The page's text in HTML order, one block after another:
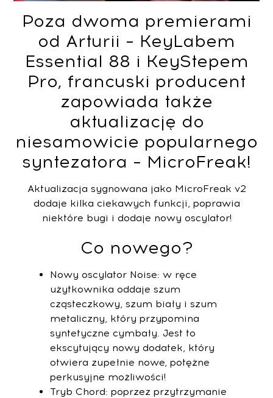
Poza dwoma premierami
od Arturii – KeyLabem
Essential 88 i KeyStepem
Pro, francuski producent
zapowiada także
aktualizację do
niesamowicie popularnego
syntezatora – MicroFreak!
Aktualizacja sygnowana jako MicroFreak v2
dodaje kilka ciekawych funkcji, poprawia
niektóre bugi i dodaje nowy oscylator!
Co nowego?
Nowy oscylator Noise: w ręce
użytkownika oddaje szum
cząsteczkowy, szum biały i szum
metaliczny, który przypomina
syntetyczne cymbały. Jest to
ekscytujący nowy dodatek, który
otwiera zupełnie nowe, potężne
perkusyjne możliwości!
Tryb Chord: poprzez przytrzymanie